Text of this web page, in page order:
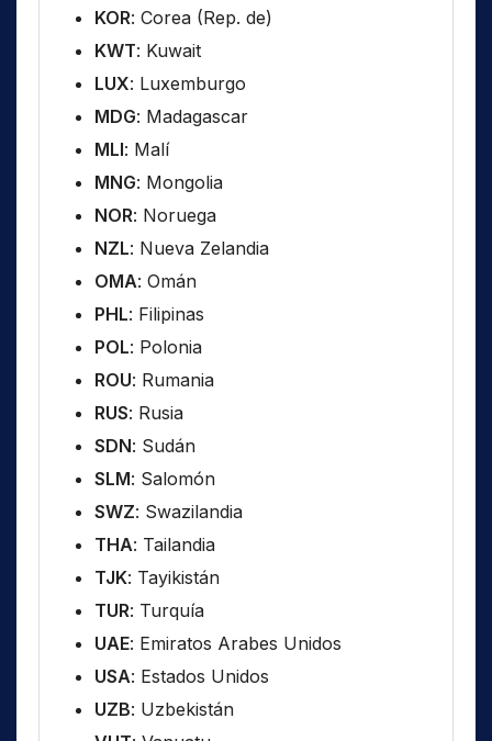
KOR: Corea (Rep. de)
KWT: Kuwait
LUX: Luxemburgo
MDG: Madagascar
MLI: Malí
MNG: Mongolia
NOR: Noruega
NZL: Nueva Zelandia
OMA: Omán
PHL: Filipinas
POL: Polonia
ROU: Rumania
RUS: Rusia
SDN: Sudán
SLM: Salomón
SWZ: Swazilandia
THA: Tailandia
TJK: Tayikistán
TUR: Turquía
UAE: Emiratos Arabes Unidos
USA: Estados Unidos
UZB: Uzbekistán